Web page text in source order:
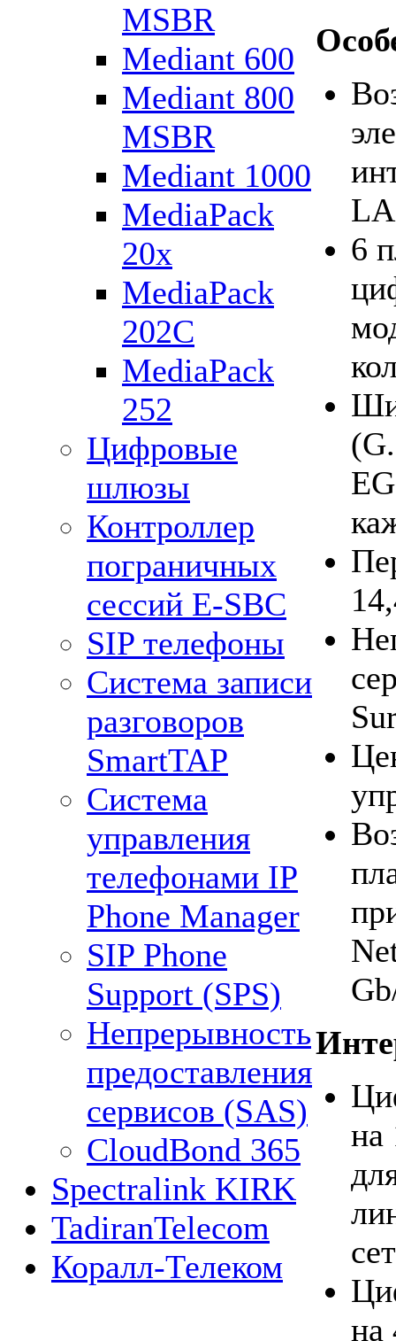
MSBR
Mediant 600
Mediant 800
MSBR
Mediant 1000
MediaPack
20x
MediaPack
202C
MediaPack
252
Цифровые
шлюзы
Контроллер
пограничных
сессий Е-SBC
SIP телефоны
Система записи
разговоров
SmartTAP
Система
управления
телефонами IP
Phone Manager
SIP Phone
Support (SPS)
Непрерывность
предоставления
сервисов (SAS)
CloudBond 365
Spectralink KIRK
TadiranTelecom
Коралл-Телеком
6
на
на